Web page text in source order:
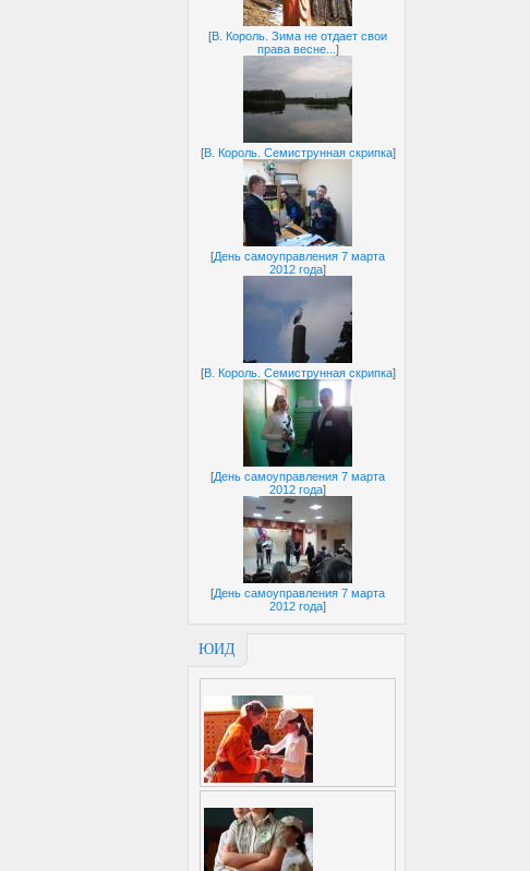
[В. Король. Зима не отдает свои
права весне... ]
[В. Король. Семиструнная скрипка]
[День самоуправления 7 марта
2012 года]
[В. Король. Семиструнная скрипка]
[День самоуправления 7 марта
2012 года]
[День самоуправления 7 марта
2012 года]
ЮИД